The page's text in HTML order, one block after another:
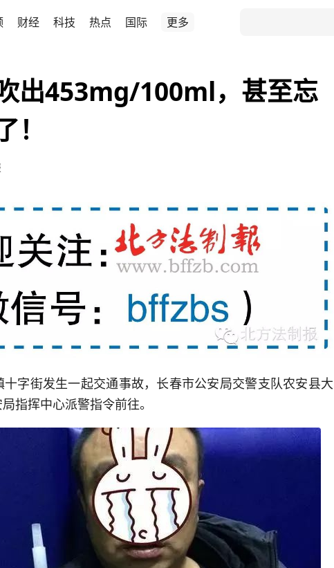
财经 科技 热点 国际 更多
出453mg/100ml，甚至忘
字街发生一起交通事故，长春市公安局交警支队农安县大
指挥中心派警指令前往。